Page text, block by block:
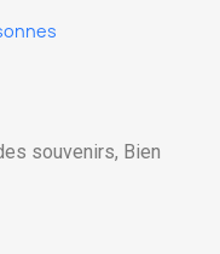
souvenirs, Bien